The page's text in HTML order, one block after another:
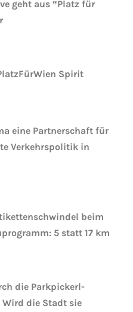
geht aus “Platz für
Spirit
eine Partnerschaft für
Verkehrspolitik in
beim
5 statt 17 km
die Parkpickerl-
die Stadt sie